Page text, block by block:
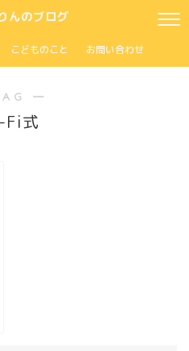
んのブログ
こどものこと お問い合わせ
―
Fi式